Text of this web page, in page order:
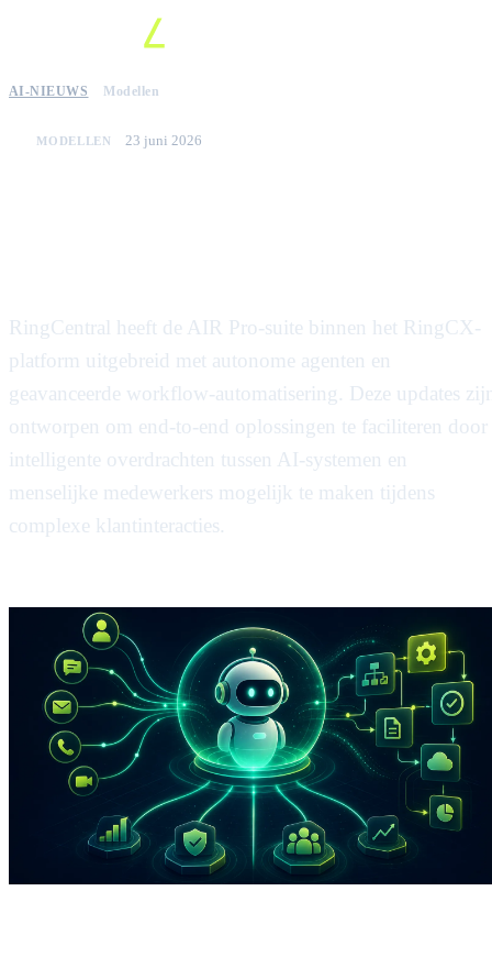
AI-NIEUWS Modellen
MODELLEN 23 juni 2026
RingCentral heeft de AIR Pro-suite binnen het RingCX-
platform uitgebreid met autonome agenten en
geavanceerde workflow-automatisering. Deze updates
ontworpen om end-to-end oplossingen te faciliteren door
intelligente overdrachten tussen AI-systemen en
menselijke medewerkers mogelijk te maken tijdens
complexe klantinteracties.